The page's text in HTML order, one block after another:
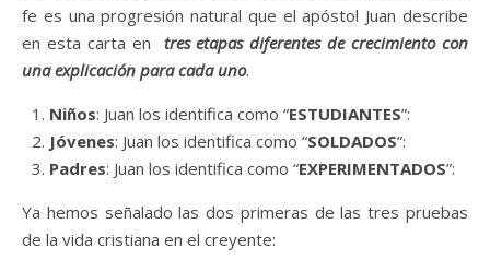
fe es una progresión natural que el apóstol Juan describe
en esta carta en tres etapas diferentes de crecimiento con
una explicación para cada uno.
Niños: Juan los identifica como “ESTUDIANTES”:
Jóvenes: Juan los identifica como “SOLDADOS”:
Padres: Juan los identifica como “EXPERIMENTADOS”:
Ya hemos señalado las dos primeras de las tres pruebas
de la vida cristiana en el creyente: